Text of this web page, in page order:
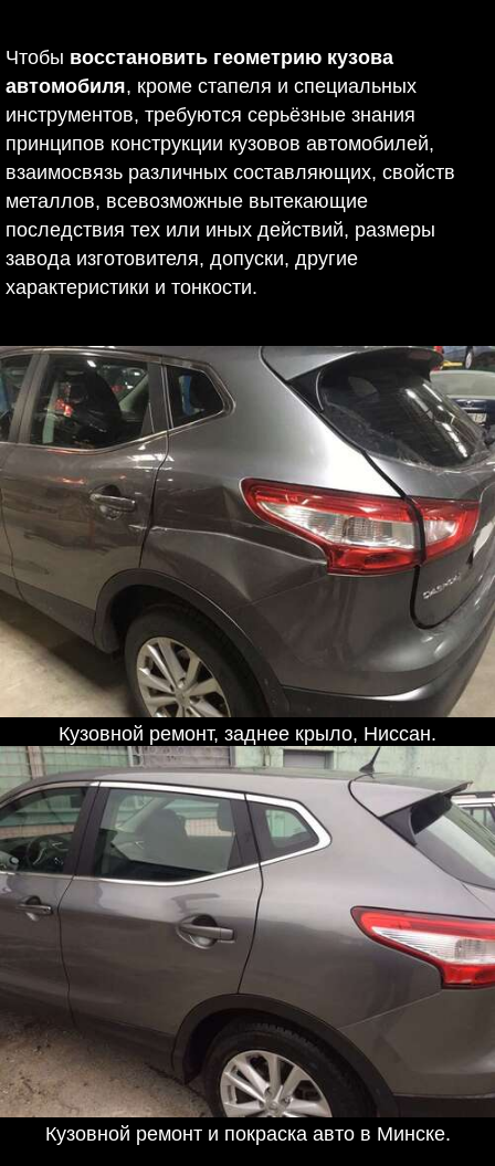
Чтобы восстановить геометрию кузова
автомобиля, кроме стапеля и специальных
инструментов, требуются серьёзные знания
принципов конструкции кузовов автомобилей,
взаимосвязь различных составляющих, свойств
металлов, всевозможные вытекающие
последствия тех или иных действий, размеры
завода изготовителя, допуски, другие
характеристики и тонкости.
Кузовной ремонт, заднее крыло, Ниссан.
Кузовной ремонт и покраска авто в Минске.